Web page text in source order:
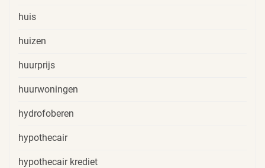
huis
huizen
huurprijs
huurwoningen
hydrofoberen
hypothecair
hypothecair krediet